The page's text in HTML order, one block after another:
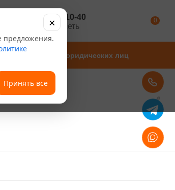
+7 347 246-10-40
розничная сеть
0
Для юридических лиц
предложения.
Принять все
×